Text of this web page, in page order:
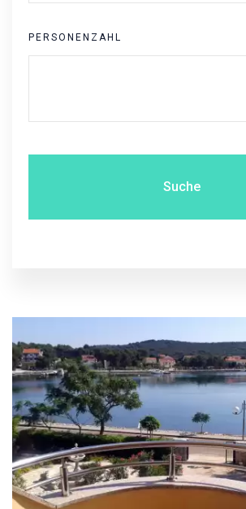
PERSONENZAHL
Suche